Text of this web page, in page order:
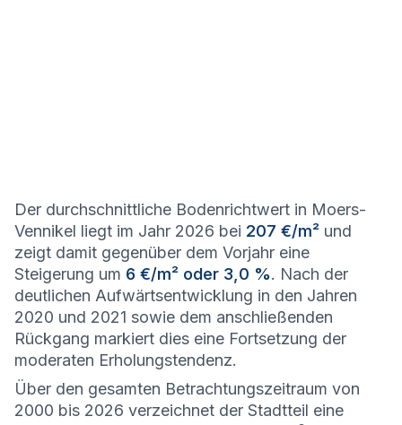
Der durchschnittliche Bodenrichtwert in Moers-
Vennikel liegt im Jahr 2026 bei 207 €/m² und
zeigt damit gegenüber dem Vorjahr eine
Steigerung um 6 €/m² oder 3,0 %. Nach der
deutlichen Aufwärtsentwicklung in den Jahren
2020 und 2021 sowie dem anschließenden
Rückgang markiert dies eine Fortsetzung der
moderaten Erholungstendenz.
Über den gesamten Betrachtungszeitraum von
2000 bis 2026 verzeichnet der Stadtteil eine